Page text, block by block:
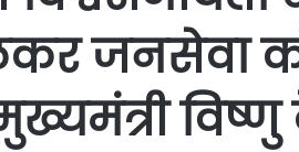
जनसेवा